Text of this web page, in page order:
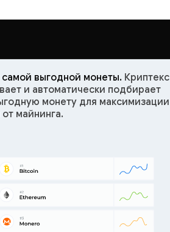
выгодной монеты. Криптекс
и автоматически подбирает
монету для максимизации
майнинга.